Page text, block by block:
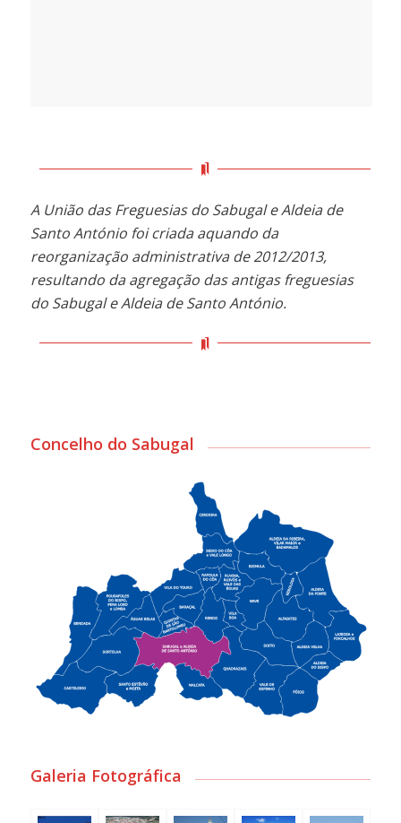
A União das Freguesias do Sabugal e Aldeia de
Santo António foi criada aquando da
reorganização administrativa de 2012/2013,
resultando da agregação das antigas freguesias
do Sabugal e Aldeia de Santo António.
Concelho do Sabugal
Galeria Fotográfica